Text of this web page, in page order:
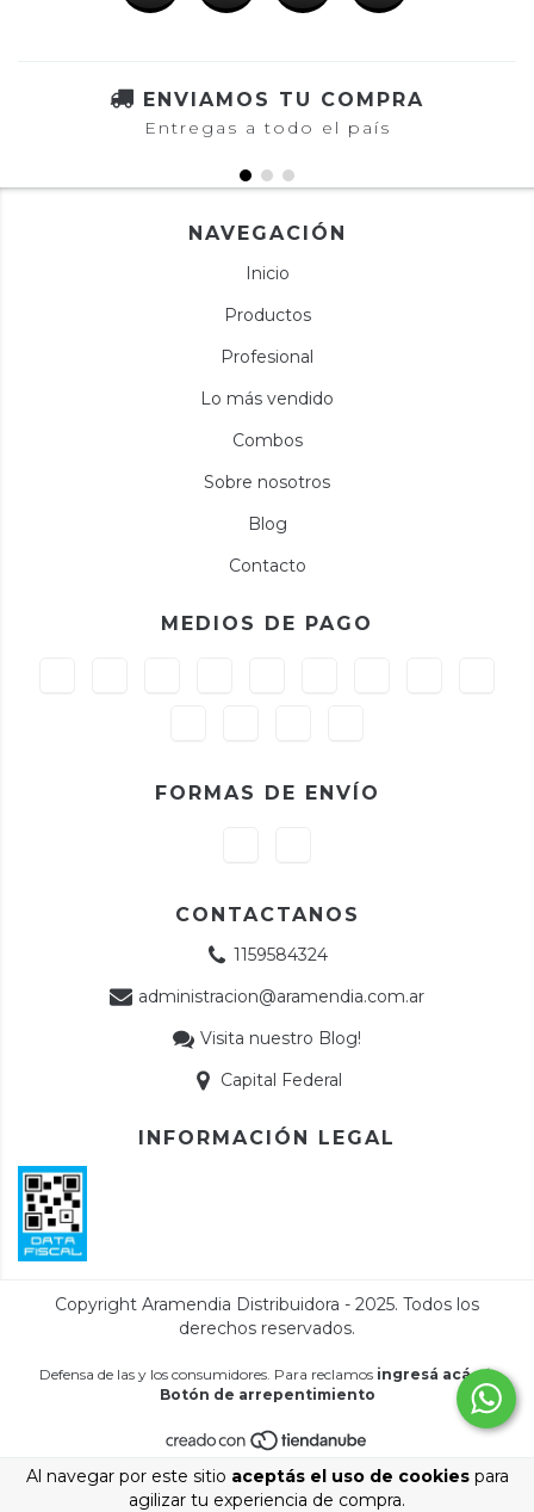
Al navegar por este sitio aceptás el uso de cookiespara
agilizar tu experiencia de compra.
ENVIAMOS TU COMPRA
Entregas a todo el país
NAVEGACIÓN
Inicio
Productos
Profesional
Lo más vendido
Combos
Sobre nosotros
Blog
Contacto
MEDIOS DE PAGO
FORMAS DE ENVÍO
CONTACTANOS
1159584324
administracion@aramendia.com.ar
Visita nuestro Blog!
Capital Federal
INFORMACIÓN LEGAL
Defensa de las y los consumidores. Para reclamos ingresá acá. /
Botón de arrepentimiento